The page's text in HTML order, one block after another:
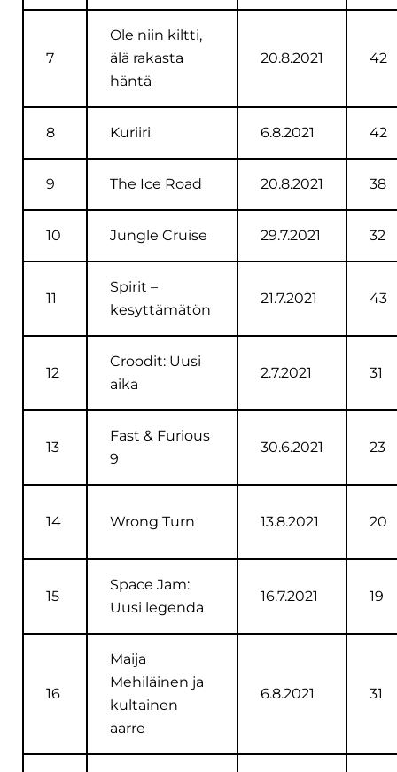
7
Ole niin kiltti,
älä rakasta
häntä
20.8.2021 42
8 Kuriiri 6.8.2021 42
9 The Ice Road 20.8.2021 38
10 Jungle Cruise 29.7.2021 32
11
Spirit –
kesyttämätön
21.7.2021 43
12
Croodit: Uusi
aika
2.7.2021 31
13
Fast & Furious
9
30.6.2021 23
14 Wrong Turn 13.8.2021 20
15
Space Jam:
Uusi legenda
16.7.2021 19
16
Maija
Mehiläinen ja
kultainen
aarre
6.8.2021 31